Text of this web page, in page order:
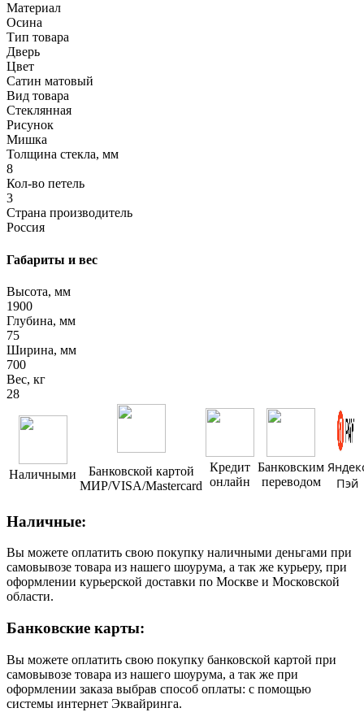
Материал
Осина
Тип товара
Дверь
Цвет
Сатин матовый
Вид товара
Стеклянная
Рисунок
Мишка
Толщина стекла, мм
8
Кол-во петель
3
Страна производитель
Россия
Габариты и вес
Высота, мм
1900
Глубина, мм
75
Ширина, мм
700
Вес, кг
28
Наличными
Банковской картой
МИР/VISA/Mastercard
Кредит
онлайн
Банковским
переводом
Пэй
Наличные:
Вы можете оплатить свою покупку наличными деньгами при
самовывозе товара из нашего шоурума, а так же курьеру, при
оформлении курьерской доставки по Москве и Московской
области.
Банковские карты:
Вы можете оплатить свою покупку банковской картой при
самовывозе товара из нашего шоурума, а так же при
оформлении заказа выбрав способ оплаты: с помощью
системы интернет Эквайринга.